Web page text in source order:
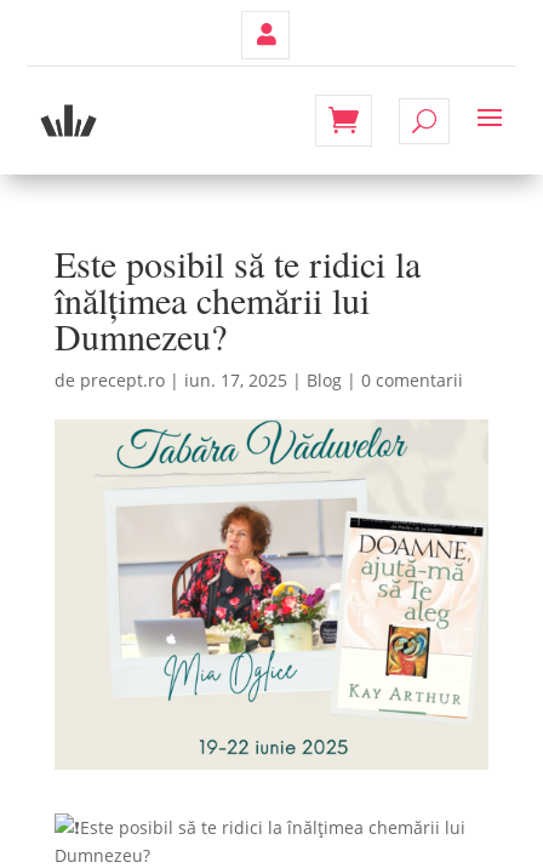
Este posibil să te ridici la
înălțimea chemării lui
Dumnezeu?
de precept.ro| iun. 17, 2025 | Blog| 0 comentarii
Este posibil să te ridici la înălțimea chemării lui
Dumnezeu?